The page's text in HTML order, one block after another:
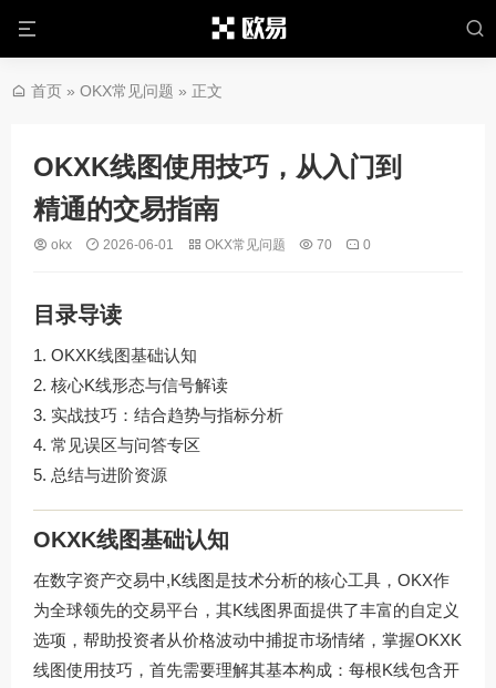
首页 » OKX常见问题 » 正文
OKXK线图使用技巧，从入门到
精通的交易指南
okx 2026-06-01 OKX常见问题 70 0
目录导读
OKXK线图基础认知
核心K线形态与信号解读
实战技巧：结合趋势与指标分析
常见误区与问答专区
总结与进阶资源
OKXK线图基础认知
在数字资产交易中,K线图是技术分析的核心工具，OKX作
为全球领先的交易平台，其K线图界面提供了丰富的自定义
选项，帮助投资者从价格波动中捕捉市场情绪，掌握OKXK
线图使用技巧，首先需要理解其基本构成：每根K线包含开